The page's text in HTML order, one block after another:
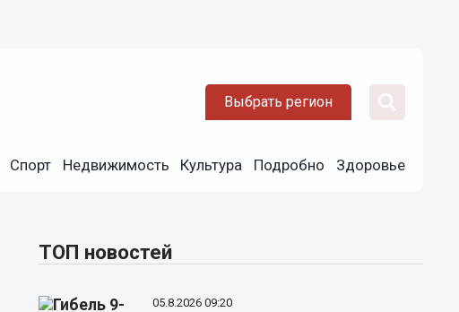
Выбрать регион
Спорт Недвижимость Культура Подробно Здоровье
ТОП новостей
05.8.2026 09:20